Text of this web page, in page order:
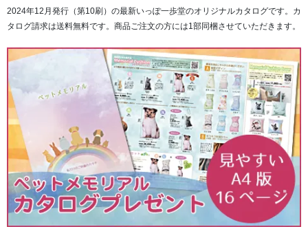
■綴じ方法＝和綴じ(四つ目綴じ)
■本紙素材＝土佐和紙 100ページ 和紙の間にも特殊紙を
■重量 ＝約460g
2024年12月発行（第10刷）の最新いっぽ一歩堂のオリジナルカタログです。カ
タログ請求は送料無料です。商品ご注文の方には1部同梱させていただきます。